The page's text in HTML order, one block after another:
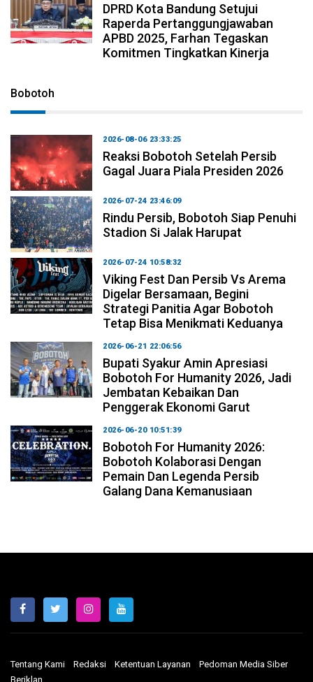
DPRD Kota Bandung Setujui
Raperda Pertanggungjawaban
APBD 2025, Farhan Tegaskan
Komitmen Tingkatkan Kinerja
Bobotoh
2026-08-06 23:33:25
Reaksi Bobotoh Setelah Persib
Gagal Juara Piala Presiden 2026
2026-07-24 23:46:09
Rindu Persib, Bobotoh Siap Penuhi
Stadion Si Jalak Harupat
2026-07-24 10:58:32
Viking Fest Dan Persib Vs Arema
Digelar Bersamaan, Begini
Strategi Panitia Agar Bobotoh
Tetap Bisa Menikmati Keduanya
2026-06-21 22:06:56
Bupati Syakur Amin Apresiasi
Bobotoh For Humanity 2026, Jadi
Jembatan Kebaikan Dan
Penggerak Ekonomi Garut
2026-06-20 10:51:39
Bobotoh For Humanity 2026:
Bobotoh Kolaborasi Dengan
Pemain Dan Legenda Persib
Galang Dana Kemanusiaan
Tentang Kami Redaksi Ketentuan Layanan
Pedoman Media Siber
Beriklan